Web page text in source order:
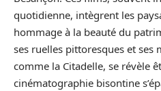
quotidienne, intègrent les
hommage à la beauté du
ses ruelles pittoresques et
comme la Citadelle, se révèle
cinématographie bisontine